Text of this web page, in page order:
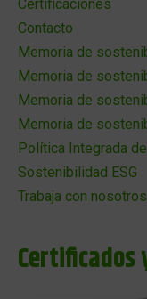
Certificaciones
Contacto
Memoria de
Memoria de
Memoria de
Memoria de
Política Integrada
Sostenibilidad ESG
Trabaja con nosotros
Certificados